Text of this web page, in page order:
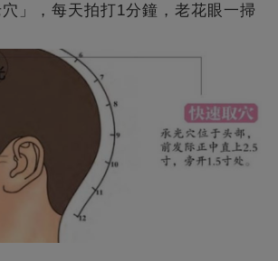
」，每天拍打1分鐘，老花眼一掃